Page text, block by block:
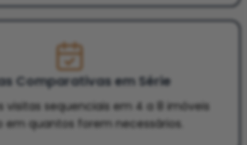
Comparativas em Série
visitas sequenciais em 4 a 8 imóveis
em quantos forem necessários.